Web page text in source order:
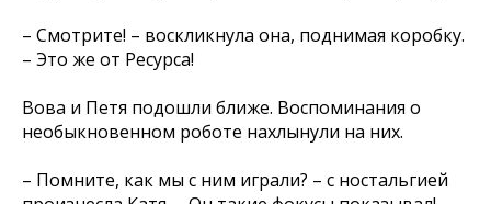
– Смотрите! – воскликнула она, поднимая коробку.
– Это же от Ресурса!
Вова и Петя подошли ближе. Воспоминания о
необыкновенном роботе нахлынули на них.
– Помните, как мы с ним играли? – с ностальгией